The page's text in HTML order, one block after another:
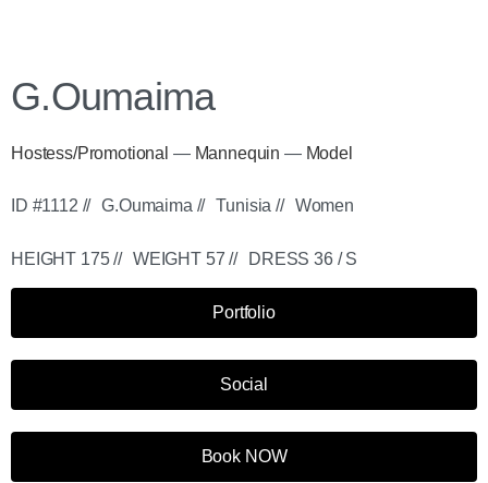
G.Oumaima
Hostess/Promotional — Mannequin — Model
ID #1112 // G.Oumaima // Tunisia // Women
HEIGHT 175 // WEIGHT 57 // DRESS 36 / S
Portfolio
Social
Book NOW